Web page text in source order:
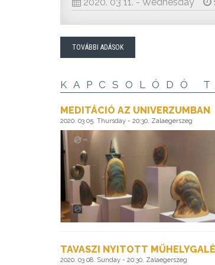
TOVÁBBI ADÁSOK
KAPCSOLÓDÓ
MEDITÁCIÓ AZ UNIVERZUMBAN
2020. 03 05. Thursday - 20:30, Zalaegerszeg
TAVASZI NYITOTT
2020. 03 08. Sunday - 20:30, Zalaegerszeg